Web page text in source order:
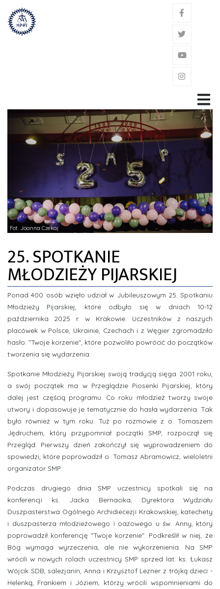
GŁÓWNA
ZAKON
ŚW. JÓZEF KALASANCJUSZ
GDZIE JESTEŚMY?
ZDJĘCIA
INFORMACJE
Fot. Joanna Czekaj
25. SPOTKANIE
MŁODZIEŻY PIJARSKIEJ
Ponad 400 osób wzięło udział w Jubileuszowym 25. Spotkaniu
Młodzieży Pijarskiej, które odbyło się w dniach 10-12
października 2025 r. w Krakowie. Uczestników z naszych
placówek w Polsce, Ukrainie, Czechach i z Węgier zgromadziło
hasło: "Twoje korzenie", które pozwoliło powrócić do początków
tworzenia się wydarzenia.
Spotkanie Młodzieży Pijarskiej swoją tradycją sięga 2001 roku,
a swój początek ma w Przeglądzie Piosenki Pijarskiej, który
dalej jest częścią programu. Co roku młodzież tworzy swoje
utwory i dopasowuje je tematycznie do hasła wydarzenia. Tak
było również w tym roku. Tuż po rozmowie z o. Tomaszem
Jędruchem, który przypomniał początki SMP, rozpoczął się
Przegląd. Pierwszy dzień zakończył się wyprowadzeniem do
spowiedzi, które poprowadził o. Tomasz Abramowicz, wieloletni
organizator SMP.
Podczas drugiego dnia SMP uczestnicy spotkali się na
konferencji ks. Jacka Bernacika, Dyrektora Wydziału
Duszpasterstwa Ogólnego Archidiecezji Krakowskiej, katechety
i duszpasterza młodzieżowego i oazowego u św. Anny, który
poprowadził konferencję "Twoje korzenie". Podkreślił w niej, że
Bóg wymaga wyrzeczenia, ale nie wykorzenienia. Na SMP
wrócili w nowych rolach uczestnicy SMP sprzed lat: ks. Łukasz
Wójcik SDB, salezjanin, Anna i Krzysztof Lezner z trójką dzieci -
Helenką, Frankiem i Józiem, którzy wrócili wspomnieniami do